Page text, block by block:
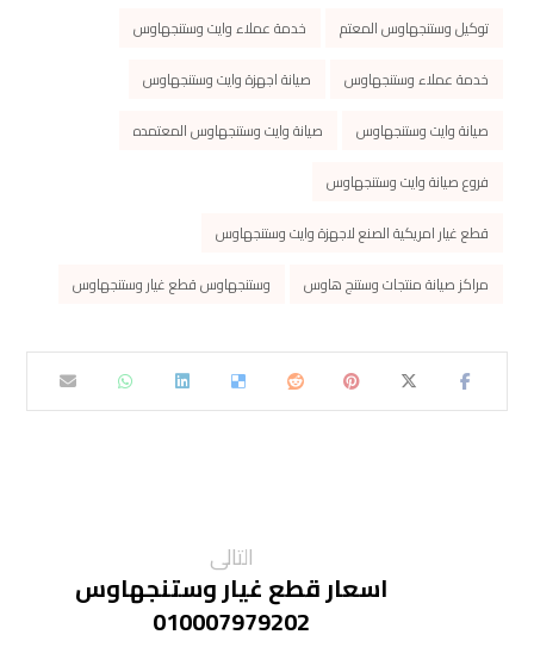
توكيل وستنجهاوس المعتم
خدمة عملاء وايت وستنجهاوس
خدمة عملاء وستنجهاوس
صيانة اجهزة وايت وستنجهاوس
صيانة وايت وستنجهاوس
صيانة وايت وستنجهاوس المعتمده
فروع صيانة وايت وستنجهاوس
قطع غيار امريكية الصنع لاجهزة وايت وستنجهاوس
مراكز صيانة منتجات وستنج هاوس
وستنجهاوس قطع غيار وستنجهاوس
التالى
اسعار قطع غيار وستنجهاوس
010007979202